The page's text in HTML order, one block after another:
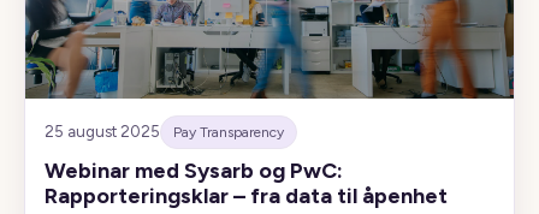
25 august 2025 Pay Transparency
Webinar med Sysarb og PwC:
Rapporteringsklar – fra data til åpenhet